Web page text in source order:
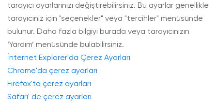
tarayıcı ayarlarınızı değiştirebilirsiniz. Bu ayarlar genellikle
tarayıcınız için "seçenekler" veya "tercihler" menüsünde
bulunur. Daha fazla bilgiyi burada veya tarayıcınızın
‘Yardım’ menüsünde bulabilirsiniz.
İnternet Explorer'da Çerez Ayarları
Chrome'da çerez ayarları
Firefox'ta çerez ayarlari
Safari' de çerez ayarları